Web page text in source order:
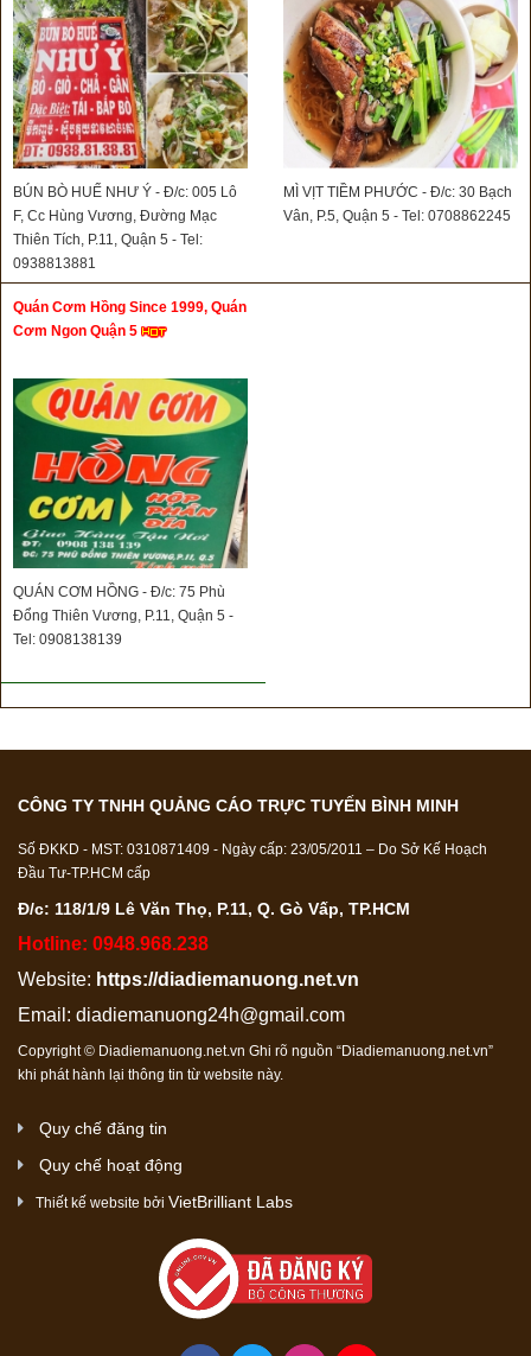
BÚN BÒ HUẾ NHƯ Ý - Đ/c: 005 Lô
F, Cc Hùng Vương, Đường Mạc
Thiên Tích, P.11, Quận 5 - Tel:
0938813881
MÌ VỊT TIỀM PHƯỚC - Đ/c: 30 Bạch
Vân, P.5, Quận 5 - Tel: 0708862245
Quán Cơm Hồng Since 1999, Quán
Cơm Ngon Quận 5
QUÁN CƠM HỒNG - Đ/c: 75 Phù
Đổng Thiên Vương, P.11, Quận 5 -
Tel: 0908138139
CÔNG TY TNHH QUẢNG CÁO TRỰC TUYẾN BÌNH MINH
Số ĐKKD - MST: 0310871409 - Ngày cấp: 23/05/2011 – Do Sở Kế Hoạch
Đầu Tư-TP.HCM cấp
Đ/c: 118/1/9 Lê Văn Thọ, P.11, Q. Gò Vấp, TP.HCM
Hotline: 0948.968.238
Website: https://diadiemanuong.net.vn
Email: diadiemanuong24h@gmail.com
Copyright © Diadiemanuong.net.vn Ghi rõ nguồn “Diadiemanuong.net.vn”
khi phát hành lại thông tin từ website này.
Quy chế đăng tin
Quy chế hoạt động
Thiết kế website bởi VietBrilliant Labs